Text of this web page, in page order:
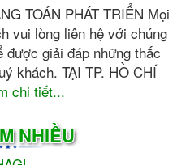
TOÁN PHÁT TRIỂN Mọi
vui lòng liên hệ với chúng
giải đáp những thắc
khách. TẠI TP. HỒ CHÍ
chi tiết...
NHIỀU